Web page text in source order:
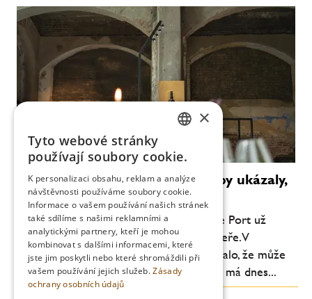
Portské znovu na scéně. Antverpy ukázaly,
proč byste ho měli brát vážně
Nejprestižnější portské víno, tedy Vintage Port už
dávno není jen sladká tečka na konci večeře. V
Antverpách se během jediného dne ukázalo, že může
stát vedle největších vín světa – a možná má dnes...
ENGLISH
×
Tyto webové stránky
používají soubory cookie.
K personalizaci obsahu, reklam a analýze
návštěvnosti používáme soubory cookie.
Informace o vašem používání našich stránek
také sdílíme s našimi reklamními a
analytickými partnery, kteří je mohou
kombinovat s dalšími informacemi, které
jste jim poskytli nebo které shromáždili při
vašem používání jejich služeb.Zásady
ochrany osobních údajů